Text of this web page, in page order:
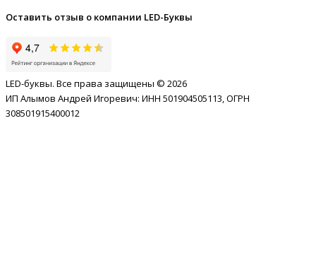
Оставить отзыв о компании LED-Буквы
LED-буквы. Все права защищены © 2026
ИП Алымов Андрей Игоревич: ИНН 501904505113, ОГРН
308501915400012